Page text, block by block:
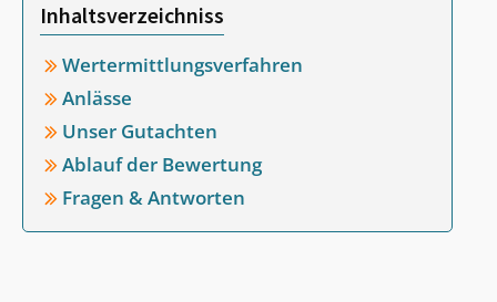
Inhaltsverzeichniss
Wertermittlungsverfahren
Anlässe
Unser Gutachten
Ablauf der Bewertung
Fragen & Antworten